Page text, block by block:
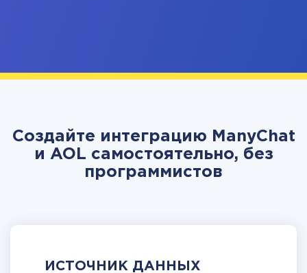
Создайте интеграцию ManyChat
и AOL самостоятельно, без
программистов
ИСТОЧНИК ДАННЫХ